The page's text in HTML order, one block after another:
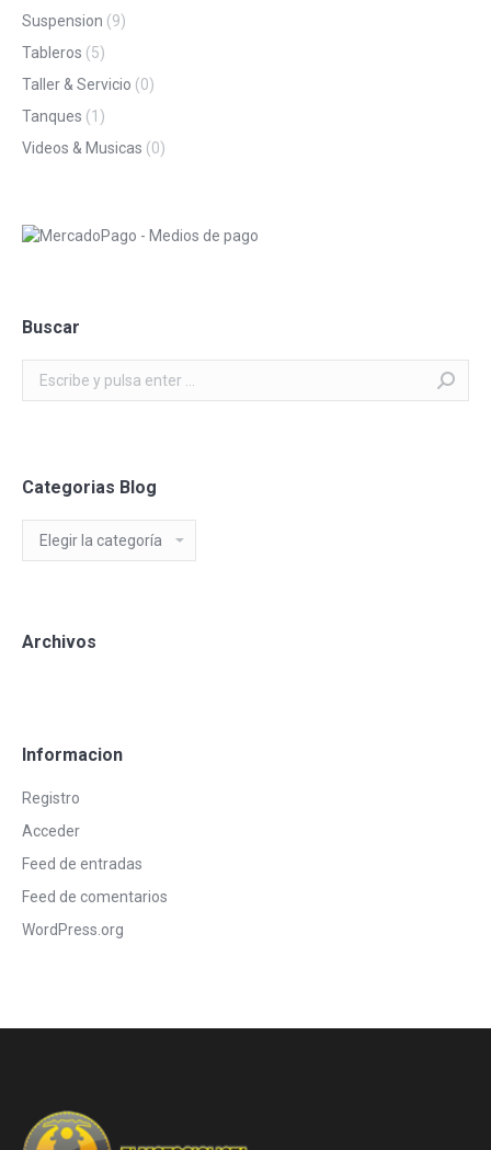
Suspension (9)
Tableros (5)
Taller & Servicio (0)
Tanques (1)
Videos & Musicas (0)
Buscar
Buscar:
Categorias Blog
Categorias
Blog
Archivos
Informacion
Registro
Acceder
Feed de entradas
Feed de comentarios
WordPress.org